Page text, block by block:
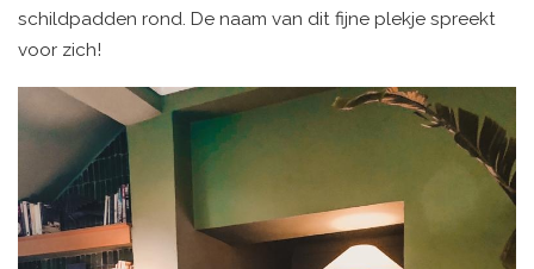
schildpadden rond. De naam van dit fijne plekje spreekt
voor zich!